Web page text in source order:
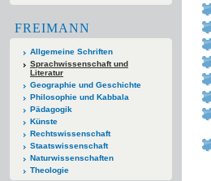
FREIMANN
Allgemeine Schriften
Sprachwissenschaft und
Literatur
Geographie und Geschichte
Philosophie und Kabbala
Pädagogik
Künste
Rechtswissenschaft
Staatswissenschaft
Naturwissenschaften
Theologie